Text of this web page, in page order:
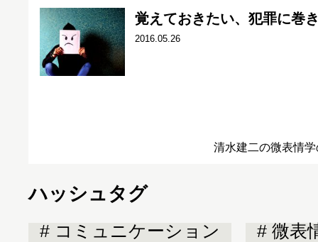
覚えておきたい、犯罪に巻
2016.05.26
清水建二の微表情
ハッシュタグ
コミュニケーション 微表